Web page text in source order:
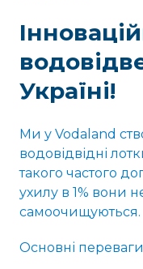
Україні!
Ми у Vodaland
водовідвідні
такого частого
ухилу в 1% вони
самоочищуються.
Основні